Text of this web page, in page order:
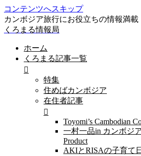
コンテンツへスキップ
カンボジア旅行にお役立ちの情報満載
くろまる情報局
ホーム
くろまる記事一覧
特集
住めばカンボジア
在住者記事
Toyomi’s Cambodian
一村一品in カンボジ
Product
AKIとRISAの子育て